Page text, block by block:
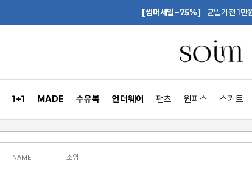
[썸머세일~75%] 균일가전 1만
1+1 MADE 수유복 언더웨어 팬츠 원피스 스커트
NAME 소임